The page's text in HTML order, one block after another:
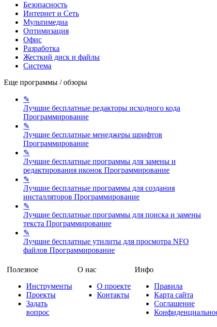
Безопасность
Интернет и Сеть
Мультимедиа
Оптимизация
Офис
Разработка
Жесткий диск и файлы
Система
Еще программы / обзоры
✎
Лучшие бесплатные редакторы исходного кода
Программирование
✎
Лучшие бесплатные менеджеры шрифтов
Программирование
✎
Лучшие бесплатные программы для замены и
редактирования иконок Программирование
✎
Лучшие бесплатные программы для создания
инсталляторов Программирование
✎
Лучшие бесплатные программы для поиска и замены
текста Программирование
✎
Лучшие бесплатные утилиты для просмотра NFO
файлов Программирование
Полезное
Инструменты
Проекты
Задать
вопрос
О нас
О проекте
Контакты
Инфо
Правила
Карта сайта
Соглашение